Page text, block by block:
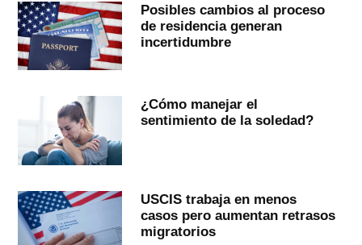
Posibles cambios al proceso
de residencia generan
incertidumbre
¿Cómo manejar el
sentimiento de la soledad?
USCIS trabaja en menos
casos pero aumentan retrasos
migratorios